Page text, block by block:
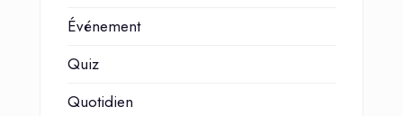
Événement
Quiz
Quotidien